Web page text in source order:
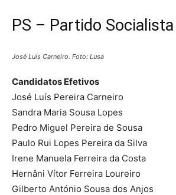
PS – Partido Socialista
José Luís Carneiro. Foto: Lusa
Candidatos Efetivos
José Luís Pereira Carneiro
Sandra Maria Sousa Lopes
Pedro Miguel Pereira de Sousa
Paulo Rui Lopes Pereira da Silva
Irene Manuela Ferreira da Costa
Hernâni Vítor Ferreira Loureiro
Gilberto António Sousa dos Anjos